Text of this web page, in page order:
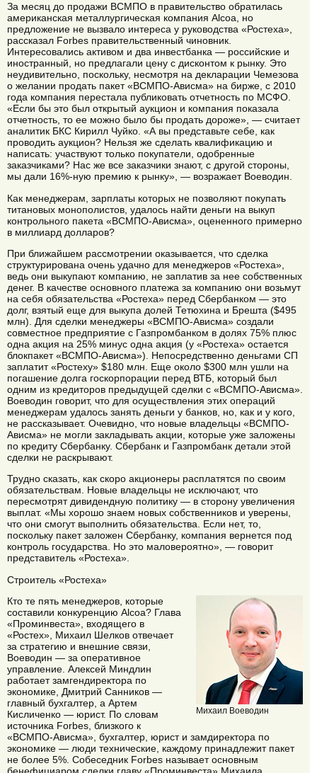
За месяц до продажи ВСМПО в правительство обратилась
американская металлургическая компания Alcoa, но
предложение не вызвало интереса у руководства «Ростеха»,
рассказал Forbes правительственный чиновник.
Интересовались активом и два инвестбанка — российские и
иностранный, но предлагали цену с дисконтом к рынку. Это
неудивительно, поскольку, несмотря на декларации Чемезова
о желании продать пакет «ВСМПО-Ависма» на бирже, с 2010
года компания перестала публиковать отчетность по МСФО.
«Если бы это был открытый аукцион и компания показала
отчетность, то ее можно было бы продать дороже», — считает
аналитик БКС Кирилл Чуйко. «А вы представьте себе, как
проводить аукцион? Нельзя же сделать квалификацию и
написать: участвуют только покупатели, одобренные
заказчиками? Нас же все заказчики знают, с другой стороны,
мы дали 16%-ную премию к рынку», — возражает Воеводин.
Как менеджерам, зарплаты которых не позволяют покупать
титановых монополистов, удалось найти деньги на выкуп
контрольного пакета «ВСМПО-Ависма», оцененного примерно
в миллиард долларов?
При ближайшем рассмотрении оказывается, что сделка
структурирована очень удачно для менеджеров «Ростеха»,
ведь они выкупают компанию, не заплатив за нее собственных
денег. В качестве основного платежа за компанию они возьмут
на себя обязательства «Ростеха» перед Сбербанком — это
долг, взятый еще для выкупа долей Тетюхина и Брешта ($495
млн). Для сделки менеджеры «ВСМПО-Ависма» создали
совместное предприятие с Газпромбанком в долях 75% плюс
одна акция на 25% минус одна акция (у «Ростеха» остается
блокпакет «ВСМПО-Ависма»). Непосредственно деньгами СП
заплатит «Ростеху» $180 млн. Еще около $300 млн ушли на
погашение долга госкорпорации перед ВТБ, который был
одним из кредиторов предыдущей сделки с «ВСМПО-Ависма».
Воеводин говорит, что для осуществления этих операций
менеджерам удалось занять деньги у банков, но, как и у кого,
не рассказывает. Очевидно, что новые владельцы «ВСМПО-
Ависма» не могли закладывать акции, которые уже заложены
по кредиту Сбербанку. Сбербанк и Газпромбанк детали этой
сделки не раскрывают.
Трудно сказать, как скоро акционеры расплатятся по своим
обязательствам. Новые владельцы не исключают, что
пересмотрят дивидендную политику — в сторону увеличения
выплат. «Мы хорошо знаем новых собственников и уверены,
что они смогут выполнить обязательства. Если нет, то,
поскольку пакет заложен Сбербанку, компания вернется под
контроль государства. Но это маловероятно», — говорит
представитель «Ростеха».
Строитель «Ростеха»
Михаил Воеводин
Кто те пять менеджеров, которые
составили конкуренцию Alcoa? Глава
«Проминвеста», входящего в
«Ростех», Михаил Шелков отвечает
за стратегию и внешние связи,
Воеводин — за оперативное
управление. Алексей Миндлин
работает замгендиректора по
экономике, Дмитрий Санников —
главный бухгалтер, а Артем
Кисличенко — юрист. По словам
источника Forbes, близкого к
«ВСМПО-Ависма», бухгалтер, юрист и замдиректора по
экономике — люди технические, каждому принадлежит пакет
не более 5%. Собеседник Forbes называет основным